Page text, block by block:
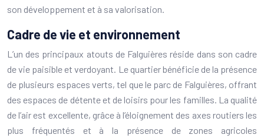
son développement et à sa valorisation.
Cadre de vie et environnement
L’un des principaux atouts de Falguières réside dans son cadre
de vie paisible et verdoyant. Le quartier bénéficie de la présence
de plusieurs espaces verts, tel que le parc de Falguières, offrant
des espaces de détente et de loisirs pour les familles. La qualité
de l’air est excellente, grâce à l’éloignement des axes routiers les
plus fréquentés et à la présence de zones agricoles